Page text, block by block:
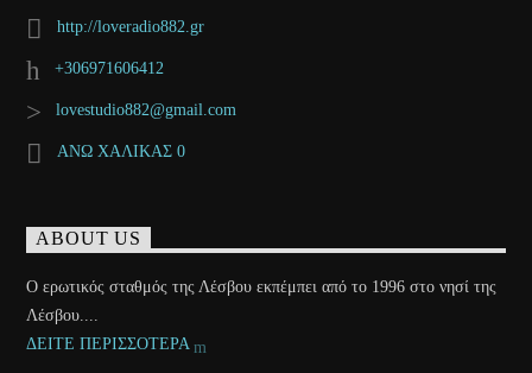
http://loveradio882.gr
+306971606412
lovestudio882@gmail.com
ΑΝΩ ΧΑΛΙΚΑΣ 0
ABOUT US
Ο ερωτικός σταθμός της Λέσβου εκπέμπει από το 1996 στο νησί της
Λέσβου....
ΔΕΙΤΕ ΠΕΡΙΣΣΟΤΕΡΑ